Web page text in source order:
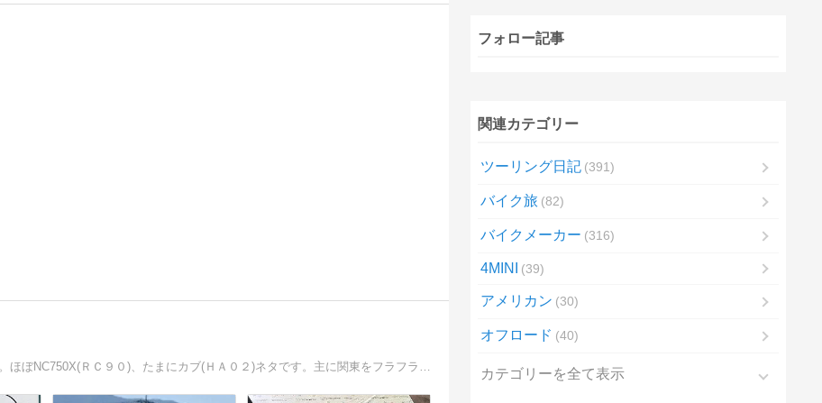
フォロー記事
関連カテゴリー
ツーリング日記 391
バイク旅 82
バイクメーカー 316
4MINI 39
アメリカン 30
オフロード 40
カテゴリーを全て表示